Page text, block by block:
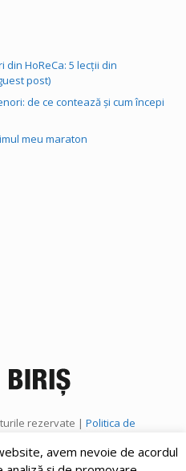
din HoReCa: 5 lecții din
post)
de ce contează și cum începi
meu maraton
rezervate | Politica de
avem nevoie de acordul